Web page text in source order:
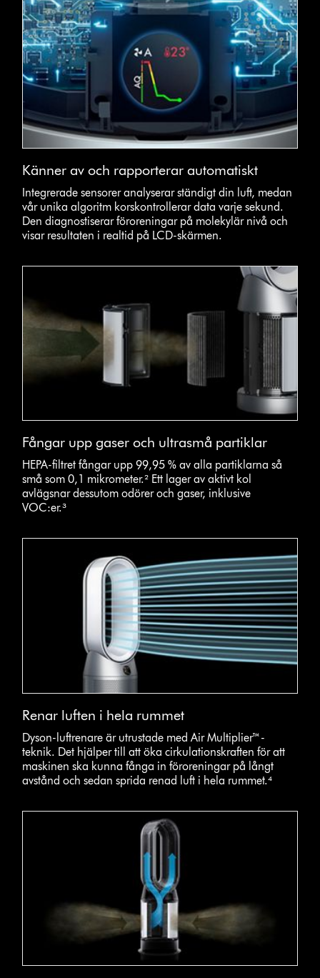
Känner av och rapporterar automatiskt
Integrerade sensorer analyserar ständigt din luft, medan
vår unika algoritm korskontrollerar data varje sekund.
Den diagnostiserar föroreningar på molekylär nivå och
visar resultaten i realtid på LCD-skärmen.
Fångar upp gaser och ultrasmå partiklar
HEPA-filtret fångar upp 99,95 % av alla partiklarna så
små som 0,1 mikrometer.² Ett lager av aktivt kol
avlägsnar dessutom odörer och gaser, inklusive
VOC:er.³
Renar luften i hela rummet
Dyson-luftrenare är utrustade med Air Multiplier™-
teknik. Det hjälper till att öka cirkulationskraften för att
maskinen ska kunna fånga in föroreningar på långt
avstånd och sedan sprida renad luft i hela rummet.⁴